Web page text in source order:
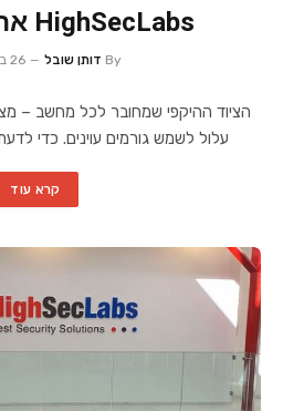
HighSecLabs אתם בטוחים
By דותן שובל 26 ביולי 2021
הציוד ההיקפי שמחובר לכל מחשב –
עלול לשמש גורמים עוינים. כדי
קרא עוד